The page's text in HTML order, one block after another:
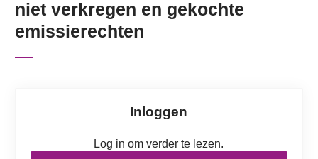
niet verkregen en gekochte
emissierechten
Inloggen
Log in om verder te lezen.